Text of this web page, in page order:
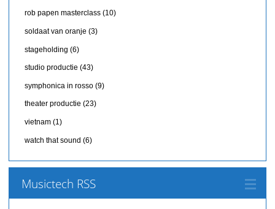
rob papen masterclass(10)
soldaat van oranje (3)
stageholding (6)
studio productie (43)
symphonica in rosso(9)
theater productie (23)
vietnam(1)
watch that sound (6)
Musictech RSS